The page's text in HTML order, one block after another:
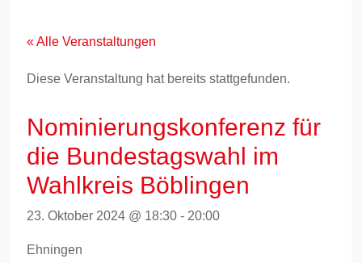
springen« Alle Veranstaltungen
Diese Veranstaltung hat bereits stattgefunden.
Nominierungskonferenz für
die Bundestagswahl im
Wahlkreis Böblingen
23. Oktober 2024 @ 18:30 - 20:00
Ehningen